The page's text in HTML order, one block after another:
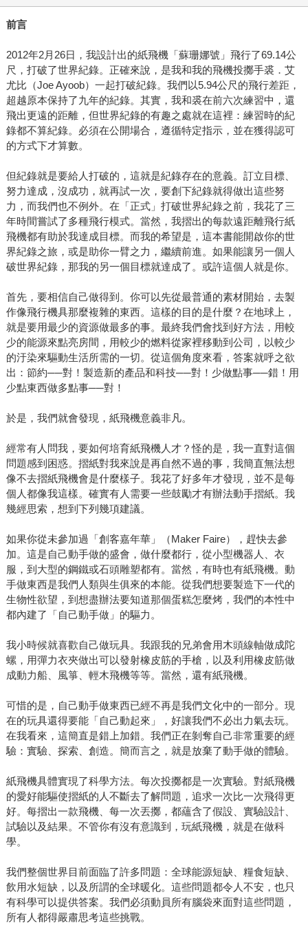
前言
2012年2月26日，我設計出的紙飛機「蘇珊娜號」飛行了69.14公
尺，打破了世界紀錄。正確來說，是我和我的飛機投擲手裘．艾
尤比（Joe Ayoob）一起打破紀錄。我們以5.94公尺的飛行差距，
超越原本保持了九年的紀錄。其實，我和裘在前六次練習中，還
飛出更遠的距離，但世界紀錄的有趣之處就在這裡：練習時的紀
錄都不算紀錄。必須在公開場合，遵循特定指示，並在獲得認可
的方式下才算數。
但紀錄就是要給人打破的，這就是紀錄存在的意義。訂立目標、
努力達成，沒成功，就再試一次，要創下紀錄就得做出這些努
力，而我們也不例外。在「正式」打破世界紀錄之前，我花了三
年時間嘗試了多種飛行模式。當然，我摺出的每款遠距離飛行紙
飛機都有助於我達成目標。而我的希望是，這本書能開啟你的世
界紀錄之旅，或是助你一臂之力，繼續前進。如果能讓另一個人
破世界紀錄，那我的另一個目標就達成了。或許這個人就是你。
首先，要相信自己做得到。你可以先從最普通的素材開始，去製
作像飛行機具那麼複雜的東西。這樣的目的是什麼？在地球上，
就是要用最少的資源做最多的事。最終我們會找到好方法，用較
少的能源來點亮房間，用較少的燃料從家裡移動到公司，以較少
的汙染來驅動生活所需的一切。從這個角度來看，答案就呼之欲
出：節約──對！製造新的產品和科技──對！少做點事──錯！用
少點東西做多點事──對！
於是，我們就會發現，紙飛機意義非凡。
經常有人問我，要如何培育紙飛機人才？怪的是，我一直對這個
問題感到困惑。摺紙對我來說是再自然不過的事，我簡直無法想
像不去摺紙飛機會是什麼樣子。我花了好多年才發現，並不是每
個人都像我這樣。確實有人需要一些鼓勵才有辦法動手摺紙。我
幾經思索，想到下列幾項建議。
如果你從未參加過「創客嘉年華」（Maker Faire），趕快去參
加。這是自己動手做的盛會，做什麼都行，從小型機器人、衣
服，到大型的鋼鐵或石頭雕塑都有。當然，有時也有紙飛機。動
手做東西是我們人類與生俱來的本能。從我們想要製造下一代的
生物性欲望，到想盡辦法要知道那個蛋糕怎麼烤，我們的本性中
都內建了「自己動手做」的驅力。
我小時候就喜歡自己做玩具。我跟我的兄弟會用木頭線軸做成陀
螺，用彈力衣夾做出可以發射橡皮筋的手槍，以及利用橡皮筋做
成動力船、風箏、輕木飛機等等。當然，還有紙飛機。
可惜的是，自己動手做東西已經不再是我們文化中的一部分。現
在的玩具還得要能「自己動起來」，好讓我們不必出力氣去玩。
在我看來，這簡直是錯上加錯。我們正在剝奪自己非常重要的經
驗：實驗、探索、創造。簡而言之，就是放棄了動手做的體驗。
紙飛機具體實現了科學方法。每次投擲都是一次實驗。對紙飛機
的愛好能驅使摺紙的人不斷去了解問題，追求一次比一次飛得更
好。每摺出一款飛機、每一次丟擲，都蘊含了假設、實驗設計、
試驗以及結果。不管你有沒有意識到，玩紙飛機，就是在做科
學。
我們整個世界目前面臨了許多問題：全球能源短缺、糧食短缺、
飲用水短缺，以及所謂的全球暖化。這些問題都令人不安，也只
有科學可以提供答案。我們必須動員所有腦袋來面對這些問題，
所有人都得嚴肅思考這些挑戰。